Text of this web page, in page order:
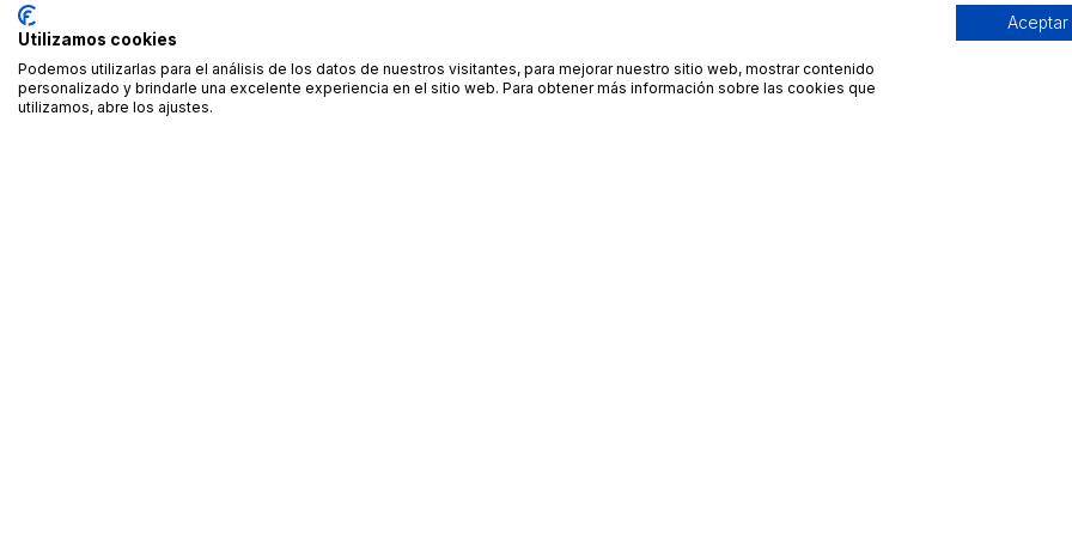
Utilizamos cookies
Podemos utilizarlas para el análisis de los datos de nuestros visitantes, para mejorar nuestro sitio web, mostrar contenido
personalizado y brindarle una excelente experiencia en el sitio web. Para obtener más información sobre las cookies que
utilizamos, abre los ajustes.